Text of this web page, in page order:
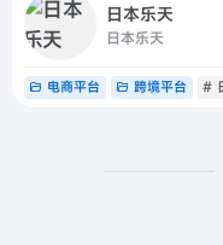
日本乐天
日本乐天
电商平台 跨境平台 #